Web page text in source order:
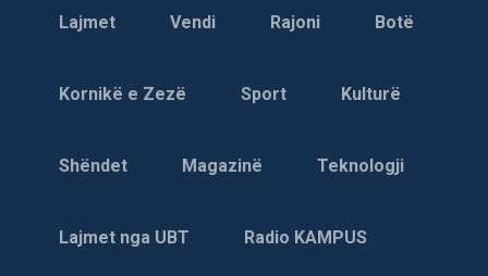
Lajmet Vendi Rajoni Botë
Kornikë e Zezë Sport Kulturë
Shëndet Magazinë Teknologji
Lajmet nga UBT Radio KAMPUS